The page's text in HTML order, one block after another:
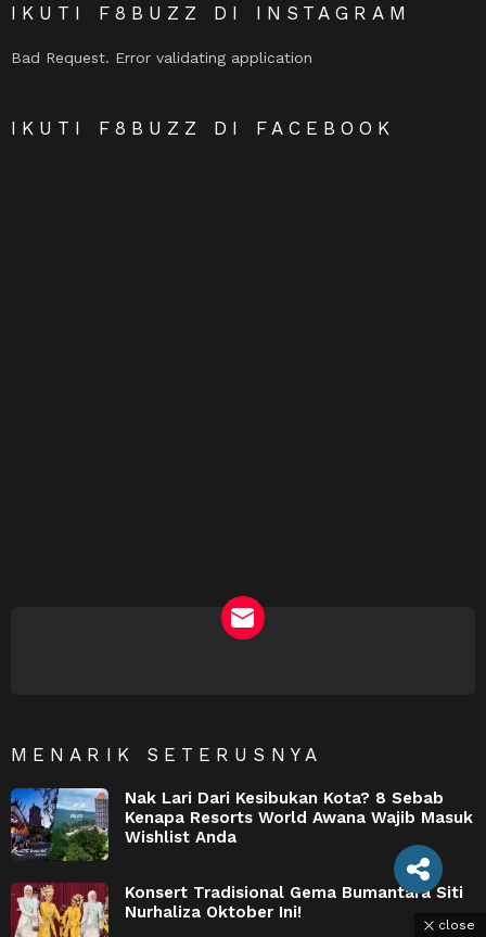
IKUTI F8BUZZ DI INSTAGRAM
Bad Request. Error validating application
IKUTI F8BUZZ DI FACEBOOK
MENARIK SETERUSNYA
Nak Lari Dari Kesibukan Kota? 8 Sebab
Kenapa Resorts World Awana Wajib Masuk
Wishlist Anda
Konsert Tradisional Gema Bumantara Siti
Nurhaliza Oktober Ini!
close